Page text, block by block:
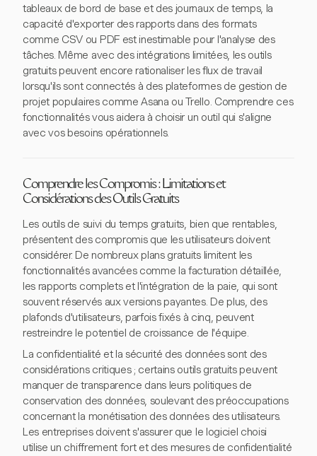
tableaux de bord de base et des journaux de temps, la
capacité d'exporter des rapports dans des formats
comme CSV ou PDF est inestimable pour l'analyse des
tâches. Même avec des intégrations limitées, les outils
gratuits peuvent encore rationaliser les flux de travail
lorsqu'ils sont connectés à des plateformes de gestion de
projet populaires comme Asana ou Trello. Comprendre ces
fonctionnalités vous aidera à choisir un outil qui s'aligne
avec vos besoins opérationnels.
Comprendre les Compromis : Limitations et
Considérations des Outils Gratuits
Les outils de suivi du temps gratuits, bien que rentables,
présentent des compromis que les utilisateurs doivent
considérer. De nombreux plans gratuits limitent les
fonctionnalités avancées comme la facturation détaillée,
les rapports complets et l'intégration de la paie, qui sont
souvent réservés aux versions payantes. De plus, des
plafonds d'utilisateurs, parfois fixés à cinq, peuvent
restreindre le potentiel de croissance de l'équipe.
La confidentialité et la sécurité des données sont des
considérations critiques ; certains outils gratuits peuvent
manquer de transparence dans leurs politiques de
conservation des données, soulevant des préoccupations
concernant la monétisation des données des utilisateurs.
Les entreprises doivent s'assurer que le logiciel choisi
utilise un chiffrement fort et des mesures de confidentialité